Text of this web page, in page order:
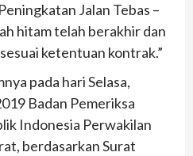
Jalan Tebas –
hitam telah berakhir dan
ketentuan kontrak.”
pada hari Selasa,
Badan Pemeriksa
Indonesia Perwakilan
berdasarkan Surat